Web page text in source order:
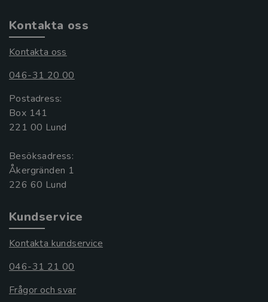
Kontakta oss
Kontakta oss
046-31 20 00
Postadress:
Box 141
221 00 Lund
Besöksadress:
Åkergränden 1
Kundservice
Kontakta kundservice
046-31 21 00
Frågor och svar